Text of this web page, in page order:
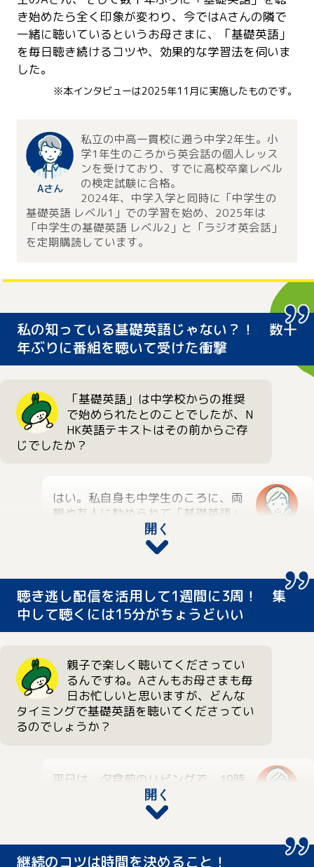
き始めたら全く印象が変わり、今ではAさんの隣で
一緒に聴いているというお母さまに、「基礎英語」
を毎日聴き続けるコツや、効果的な学習法を伺いま
した。
※本インタビューは2025年11月に実施したものです。
Aさん
私立の中高一貫校に通う中学2年生。小
学1年生のころから英会話の個人レッス
ンを受けており、すでに高校卒業レベル
の検定試験に合格。
2024年、中学入学と同時に「中学生の
基礎英語 レベル1」での学習を始め、2025年は
「中学生の基礎英語 レベル2」と「ラジオ英会話」
を定期購読しています。
私の知っている基礎英語じゃない？！ 数十
年ぶりに番組を聴いて受けた衝撃
「基礎英語」は中学校からの推奨
で始められたとのことでしたが、N
HK英語テキストはその前からご存
じでしたか？
はい。私自身も中学生のころに、両
親や友人に勧められて「基礎英語」
を聴いていました。息子にもぜひ
「基礎英語」で勉強してほしいと考
えていたので、学校の先生が勧めてくれたの
はありがたかったです。
久しぶりに「基礎英語」を聴いて
私が聴いていたころとは、雰囲気が
ガラリと変わっていて驚きました。
正直なところ、私の世代の「基礎英
て、親に言われて聴くもの、という印象が強
かったんです。ですが、久しぶりに息子と一
緒に「中学生の基礎英語 レベル1」を聴いて
みたら、すごく明るいテンションで番組が始
「中学生の基礎英語 レベル2」の（藤森）慎
開く
聴き逃し配信を活用して1週間に3周！ 集
中して聴くには15分がちょうどいい
親子で楽しく聴いてくださってい
るんですね。Aさんもお母さまも毎
日お忙しいと思いますが、どんな
タイミングで基礎英語を聴いてくださってい
るのでしょうか？
平日は、夕食前のリビングで、19時
からの放送をリアルタイム（※202
6年度は19時からの再放送はありま
放送のない土日は「らじる★らじる」の聴き
逃し配信を利用して復習しています。土曜と
開く
継続のコツは時間を決めること！